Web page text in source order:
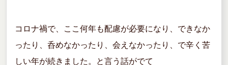
コロナ禍で、ここ何年も配慮が必要になり、できなか
ったり、呑めなかったり、会えなかったり、で辛く苦
しい年が続きました。と言う話がでて